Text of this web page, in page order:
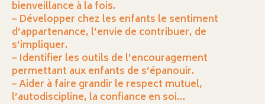
bienveillance à la fois.
– Développer chez les enfants le sentiment
d’appartenance, l’envie de contribuer, de
s’impliquer.
– Identifier les outils de l’encouragement
permettant aux enfants de s’épanouir.
– Aider à faire grandir le respect mutuel,
l’autodiscipline, la confiance en soi…